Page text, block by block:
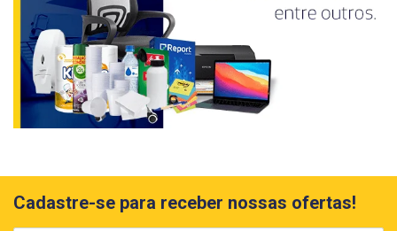
Cadastre-se para receber nossas ofertas!